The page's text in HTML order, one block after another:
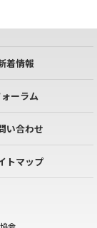
着情報
ーラム
い合わせ
トマップ